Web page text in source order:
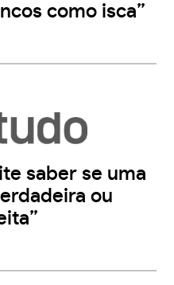
como isca”
saber se uma
ou